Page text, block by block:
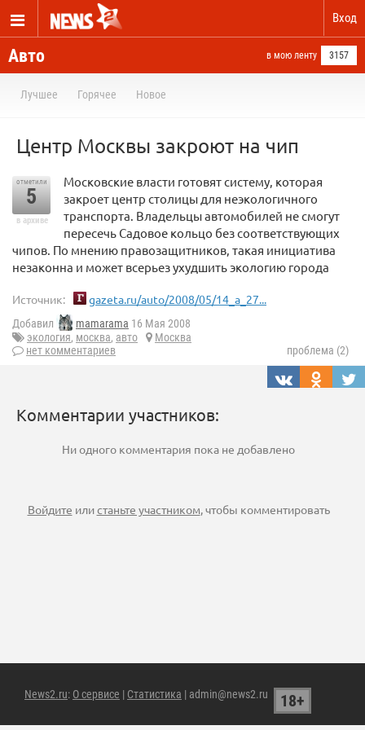
Вход
Авто в мою ленту 3157
Лучшее Горячее Новое
Центр Москвы закроют на чип
отметили
5
в архиве
Московские власти готовят систему, которая
закроет центр столицы для неэкологичного
транспорта. Владельцы автомобилей не смогут
пересечь Садовое кольцо без соответствующих
чипов. По мнению правозащитников, такая инициатива
незаконна и может всерьез ухудшить экологию города
Источник: gazeta.ru/auto/2008/05/14_a_27...
Добавил mamarama 16 Мая 2008
экология, москва, авто
Москва
нет комментариев
проблема (2)
Комментарии участников:
Ни одного комментария пока не добавлено
Войдите илистаньте участником, чтобы комментировать
News2.ru: О сервисе | Статистика | admin@news2.ru 18+